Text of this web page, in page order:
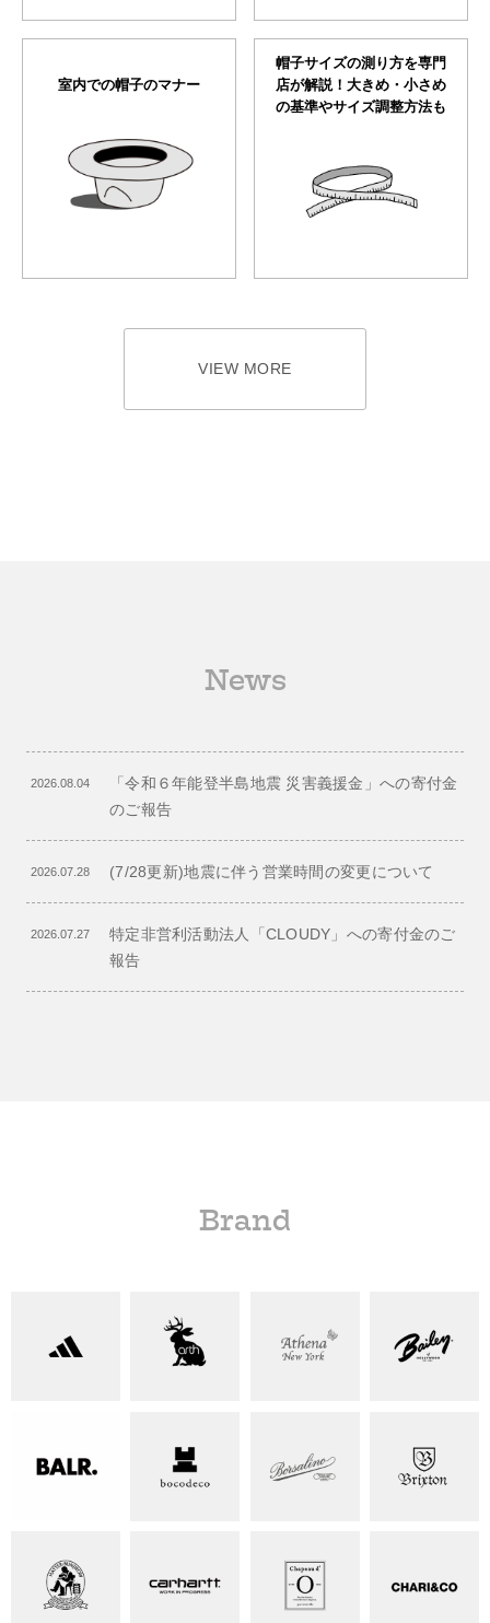
室内での帽子のマナー
帽子サイズの測り方を専門
店が解説！大きめ・小さめ
の基準やサイズ調整方法も
VIEW MORE
News
2026.08.04
「令和６年能登半島地震 災害義援金」への寄付金
のご報告
2026.07.28 (7/28更新)地震に伴う営業時間の変更について
2026.07.27
特定非営利活動法人「CLOUDY」への寄付金のご
報告
Brand